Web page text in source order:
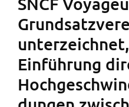
Einführung